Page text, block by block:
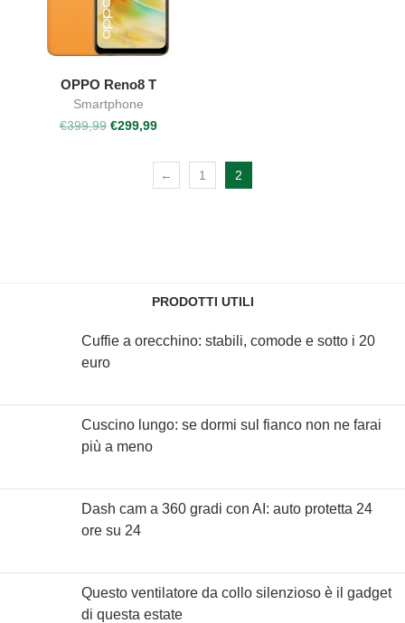
OPPO Reno8 T
Smartphone
€399,99 €299,99
← 1 2
PRODOTTI UTILI
Cuffie a orecchino: stabili, comode e sotto i 20
euro
Cuscino lungo: se dormi sul fianco non ne farai
più a meno
Dash cam a 360 gradi con AI: auto protetta 24
ore su 24
Questo ventilatore da collo silenzioso è il gadget
di questa estate